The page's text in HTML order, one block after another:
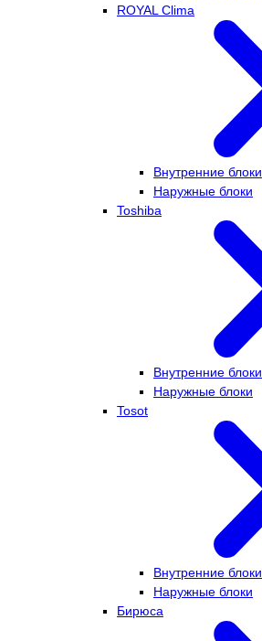
ROYAL Clima
Внутренние блоки
Наружные блоки
Toshiba
Внутренние блоки
Наружные блоки
Tosot
Внутренние блоки
Наружные блоки
Бирюса